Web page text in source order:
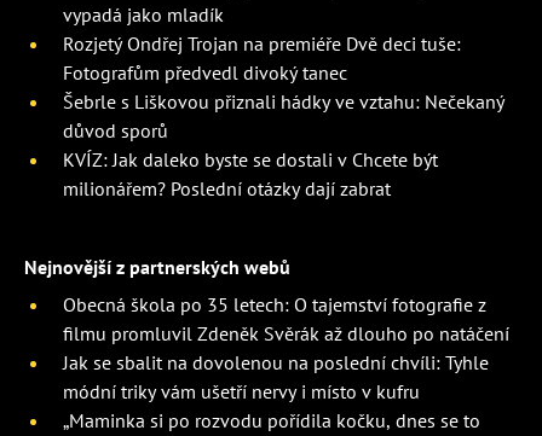
vypadá jako mladík
Rozjetý Ondřej Trojan na premiéře Dvě deci tuše:
Fotografům předvedl divoký tanec
Šebrle s Liškovou přiznali hádky ve vztahu: Nečekaný
důvod sporů
KVÍZ: Jak daleko byste se dostali v Chcete být
milionářem? Poslední otázky dají zabrat
Nejnovější z partnerských webů
Obecná škola po 35 letech: O tajemství fotografie z
filmu promluvil Zdeněk Svěrák až dlouho po natáčení
Jak se sbalit na dovolenou na poslední chvíli: Tyhle
módní triky vám ušetří nervy i místo v kufru
„Maminka si po rozvodu pořídila kočku, dnes se to